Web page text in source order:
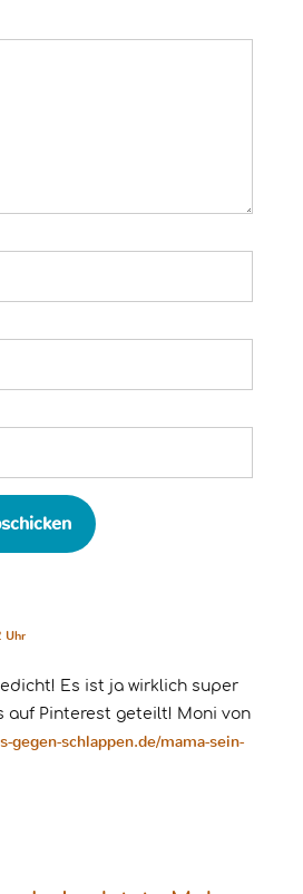
Uhr
Es ist ja wirklich super
auf Pinterest geteilt! Moni von
gegen-schlappen.de/mama-sein-